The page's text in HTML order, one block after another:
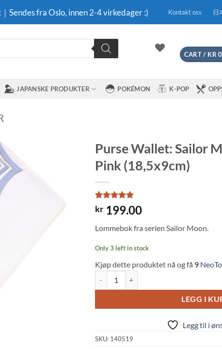
Sendes fra Oslo, innen 2-4 virkedager :) Kontakt oss 日
CART / KR
JAPANSKE PRODUKTER POKÉMON K-POP
Purse Wallet: Sailor
Pink (18,5x9cm)
Rated5
out of 5
1
customer
kr199.00
Lommebok fra serien Sailor Moon.
Only 3 left in stock
Kjøp dette produktet nå og få 9
LEGG I
Legg til i
SKU: 140519